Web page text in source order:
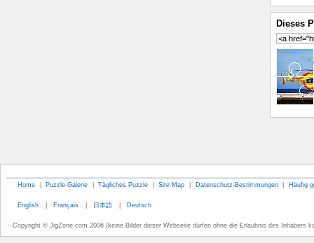
Dieses
Home | Puzzle-Galerie | Tägliches Puzzle | Site Map | Datenschutz-Bestimmungen | Häufig
English | Français | 日本語 | Deutsch
Copyright © JigZone.com 2006 (keine Bilder dieser Webseite dürfen ohne die Erlaubnis des Inhabers